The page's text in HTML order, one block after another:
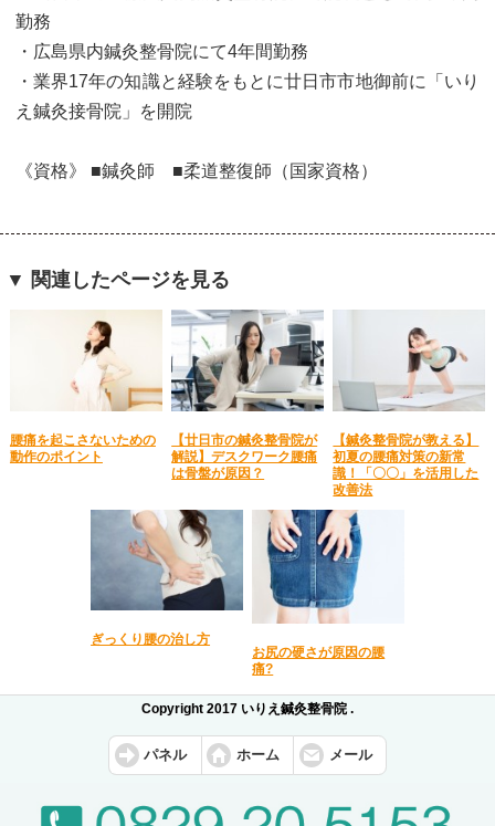
勤務
・広島県内鍼灸整骨院にて4年間勤務
・業界17年の知識と経験をもとに廿日市市地御前に「いり
え鍼灸接骨院」を開院
《資格》 ■鍼灸師 ■柔道整復師（国家資格）
▼ 関連したページを見る
腰痛を起こさないための
動作のポイント
【廿日市の鍼灸整骨院が
解説】デスクワーク腰痛
は骨盤が原因？
【鍼灸整骨院が教える】
初夏の腰痛対策の新常
識！「〇〇」を活用した
改善法
ぎっくり腰の治し方
お尻の硬さが原因の腰
痛?
Copyright 2017 いりえ鍼灸整骨院 .
パネル ホーム メール